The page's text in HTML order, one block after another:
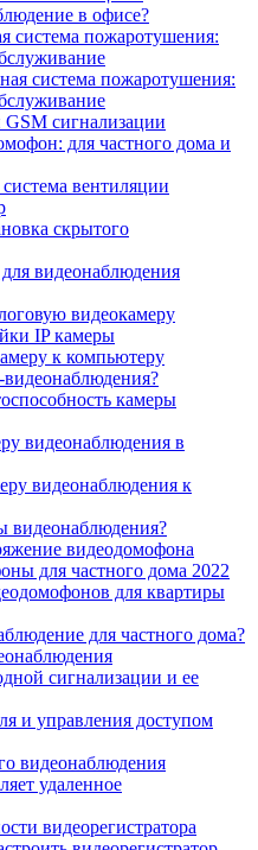
в офисе?
система пожаротушения:
система пожаротушения:
сигнализации
для частного дома и
вентиляции
скрытого
видеонаблюдения
видеокамеру
IP камеры
к компьютеру
видеонаблюдения?
камеры
видеонаблюдения в
видеонаблюдения к
видеонаблюдения?
видеодомофона
для частного дома 2022
для квартиры
для частного дома?
сигнализации и ее
и управления доступом
видеонаблюдения
удаленное
видеорегистратора